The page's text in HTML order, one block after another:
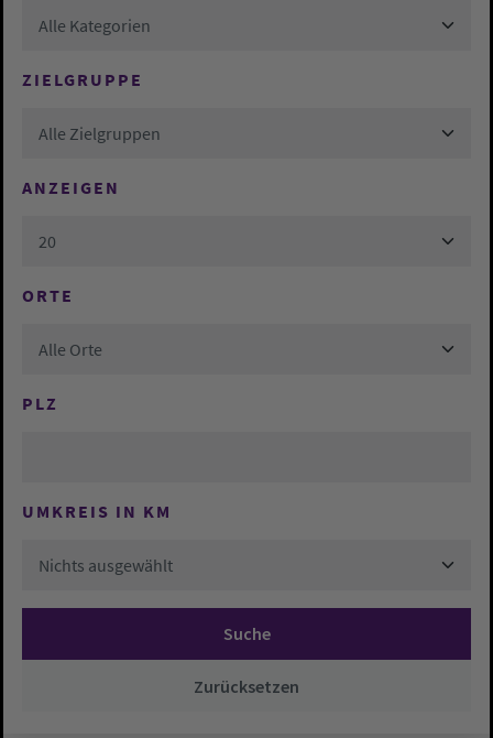
Alle Kategorien
ZIELGRUPPE
Alle Zielgruppen
ANZEIGEN
20
ORTE
Alle Orte
PLZ
UMKREIS IN KM
Nichts ausgewählt
Suche
Zurücksetzen